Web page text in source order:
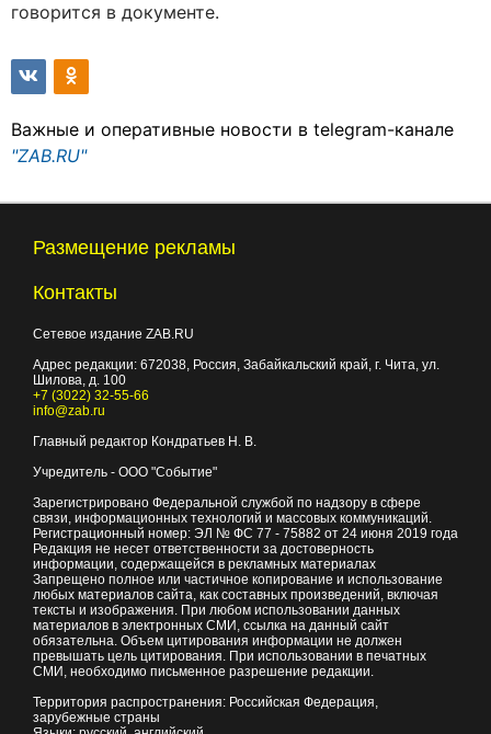
говорится в документе.
Важные и оперативные новости в telegram-канале
"ZAB.RU"
Размещение рекламы
Контакты
Сетевое издание ZAB.RU
Адрес редакции: 672038, Россия, Забайкальский край, г. Чита, ул.
Шилова, д. 100
+7 (3022) 32-55-66
info@zab.ru
Главный редактор Кондратьев Н. В.
Учредитель - ООО "Событие"
Зарегистрировано Федеральной службой по надзору в сфере
связи, информационных технологий и массовых коммуникаций.
Регистрационный номер: ЭЛ № ФС 77 - 75882 от 24 июня 2019 года
Редакция не несет ответственности за достоверность
информации, содержащейся в рекламных материалах
Запрещено полное или частичное копирование и использование
любых материалов сайта, как составных произведений, включая
тексты и изображения. При любом использовании данных
материалов в электронных СМИ, ссылка на данный сайт
обязательна. Объем цитирования информации не должен
превышать цель цитирования. При использовании в печатных
СМИ, необходимо письменное разрешение редакции.
Территория распространения: Российская Федерация,
зарубежные страны